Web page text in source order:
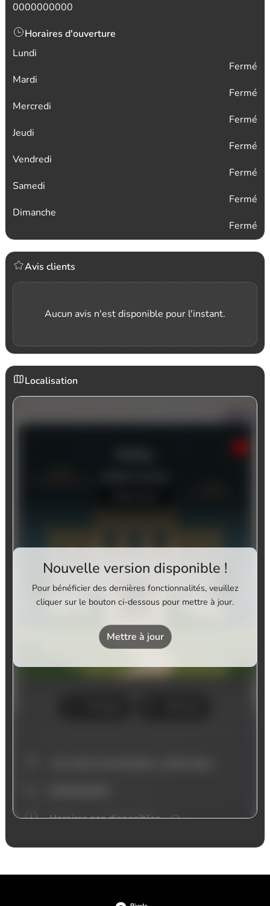
0000000000
Horaires d'ouverture
Lundi
Fermé
Mardi
Fermé
Mercredi
Fermé
Jeudi
Fermé
Vendredi
Fermé
Samedi
Fermé
Dimanche
Fermé
Avis clients
Aucun avis n'est disponible pour l'instant.
Localisation